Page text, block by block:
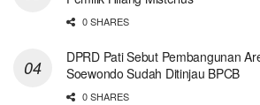
0 SHARES
DPRD Pati Sebut Pembangunan
Soewondo Sudah Ditinjau BPCB
0 SHARES